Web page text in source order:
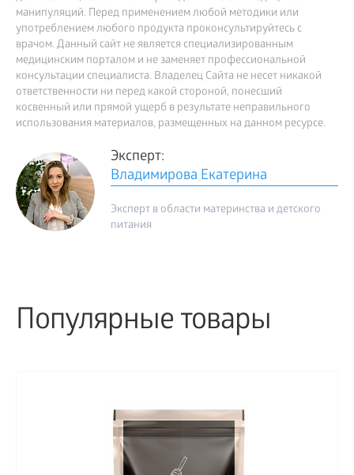
манипуляций. Перед применением любой методики или
употреблением любого продукта проконсультируйтесь с
врачом. Данный сайт не является специализированным
медицинским порталом и не заменяет профессиональной
консультации специалиста. Владелец Сайта не несет никакой
ответственности ни перед какой стороной, понесший
косвенный или прямой ущерб в результате неправильного
использования материалов, размещенных на данном ресурсе.
Эксперт:
Владимирова Екатерина
Эксперт в области материнства и детского
питания
Популярные товары